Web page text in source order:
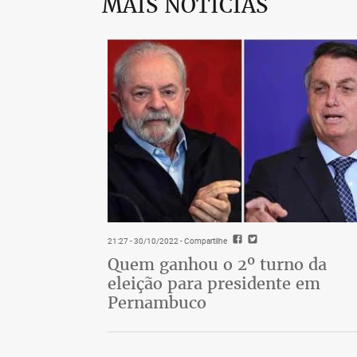
21:27 - 30/10/2022- Compartilhe
Quem ganhou o 2º turno da
eleição para presidente em
Pernambuco